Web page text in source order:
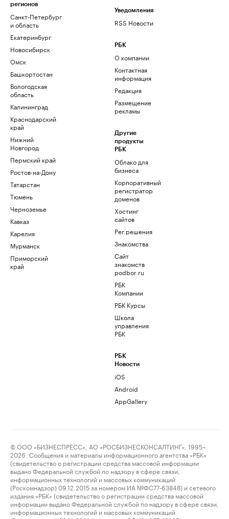
регионов
Санкт-Петербург
и область
Екатеринбург
Новосибирск
Омск
Башкортостан
Вологодская
область
Калининград
Краснодарский
край
Нижний
Новгород
Пермский край
Ростов-на-Дону
Татарстан
Тюмень
Черноземье
Кавказ
Карелия
Мурманск
Приморский
край
Уведомления
RSS Новости
РБК
О компании
Контактная
информация
Редакция
Размещение
рекламы
Другие
продукты
РБК
Облако для
бизнеса
Корпоративный
регистратор
доменов
Хостинг
сайтов
Рег.решения
Знакомства
Сайт
знакомств
podbor.ru
РБК
Компании
РБК Курсы
Школа
управления
РБК
РБК
Новости
iOS
Android
AppGallery
© ООО «БИЗНЕСПРЕСС», АО «РОСБИЗНЕСКОНСАЛТИНГ», 1995–
2026. Сообщения и материалы информационного агентства «РБК»
(свидетельство о регистрации средства массовой информации
выдано Федеральной службой по надзору в сфере связи,
информационных технологий и массовых коммуникаций
(Роскомнадзор) 09.12.2015 за номером ИА №ФС77-63848) и сетевого
издания «РБК» (свидетельство о регистрации средства массовой
информации выдано Федеральной службой по надзору в сфере связи,
информационных технологий и массовых коммуникаций